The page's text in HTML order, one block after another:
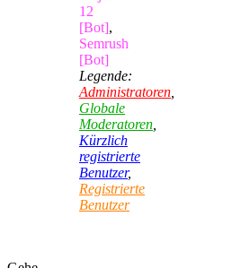
12
[Bot],
Semrush
[Bot]
Legende:
Administratoren
Globale
Moderatoren
Kürzlich
registrierte
Benutzer,
Registrierte
Benutzer